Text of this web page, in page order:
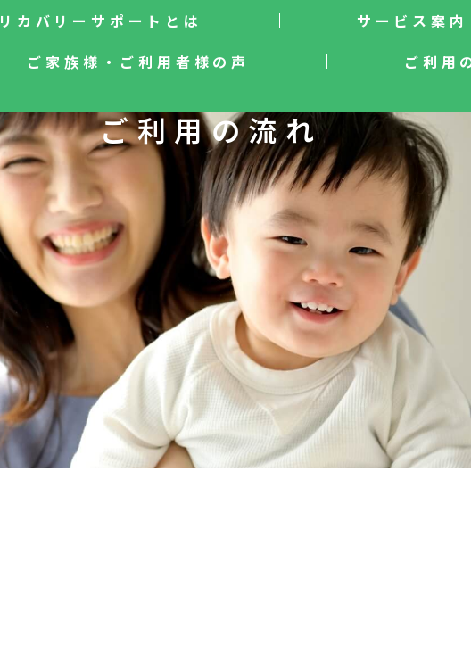
リカバリーサポートとは
サービス案内
ご家族様・ご利用者様の声
ご利用
ご利用の流れ